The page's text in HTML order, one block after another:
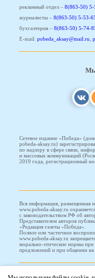
рекламный отдел – 8(863-50) 5-
журналисты – 8(863-50) 5-53-
бухгалтерия – 8(863-50) 5-74-
E-mail: pobeda_aksay@mail.ru,
Мы
Сетевое издание «Победа»
pobeda-aksay.ru)
по надзору в сфере связи,
и массовых коммуникаций
2019 года, регистрационный
Вся информация, размещенная
www.pobeda-aksay.ru
с законодательством РФ об
Представителем авторов
«Редакция газеты «Победа».
Полное или частичное
www.pobeda-aksay.ru
морально-этические нормы при
предложений и при общении
ПОБЕДА ©